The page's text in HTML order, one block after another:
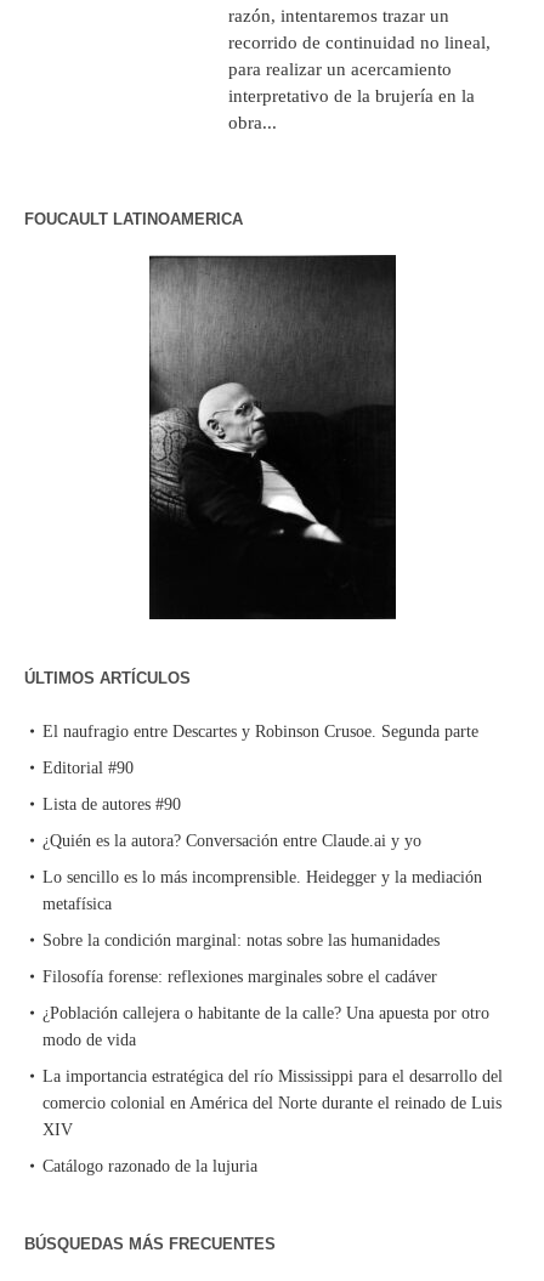
razón, intentaremos trazar un
recorrido de continuidad no lineal,
para realizar un acercamiento
interpretativo de la brujería en la
obra...
FOUCAULT LATINOAMERICA
ÚLTIMOS ARTÍCULOS
El naufragio entre Descartes y Robinson Crusoe. Segunda parte
Editorial #90
Lista de autores #90
¿Quién es la autora? Conversación entre Claude.ai y yo
Lo sencillo es lo más incomprensible. Heidegger y la mediación
metafísica
Sobre la condición marginal: notas sobre las humanidades
Filosofía forense: reflexiones marginales sobre el cadáver
¿Población callejera o habitante de la calle? Una apuesta por otro
modo de vida
La importancia estratégica del río Mississippi para el desarrollo del
comercio colonial en América del Norte durante el reinado de Luis
XIV
Catálogo razonado de la lujuria
BÚSQUEDAS MÁS FRECUENTES